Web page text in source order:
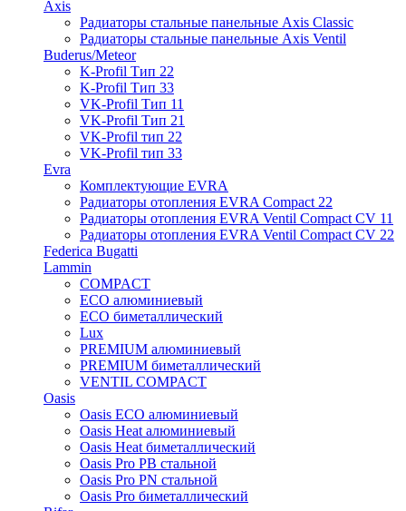
Axis
Радиаторы стальные панельные Axis Classic
Радиаторы стальные панельные Axis Ventil
Buderus/Meteor
K-Profil Тип 22
K-Profil Тип 33
VK-Profil Тип 11
VK-Profil Тип 21
VK-Profil тип 22
VK-Profil тип 33
Evra
Комплектующие EVRA
Радиаторы отопления EVRA Compact 22
Радиаторы отопления EVRA Ventil Compact CV 11
Радиаторы отопления EVRA Ventil Compact CV 22
Federica Bugatti
Lammin
COMPACT
ECO алюминиевый
ECO биметаллический
Lux
PREMIUM алюминиевый
PREMIUM биметаллический
VENTIL COMPACT
Oasis
Oasis ECO алюминиевый
Oasis Heat алюминиевый
Oasis Heat биметаллический
Oasis Pro PB стальной
Oasis Pro PN стальной
Oasis Pro биметаллический